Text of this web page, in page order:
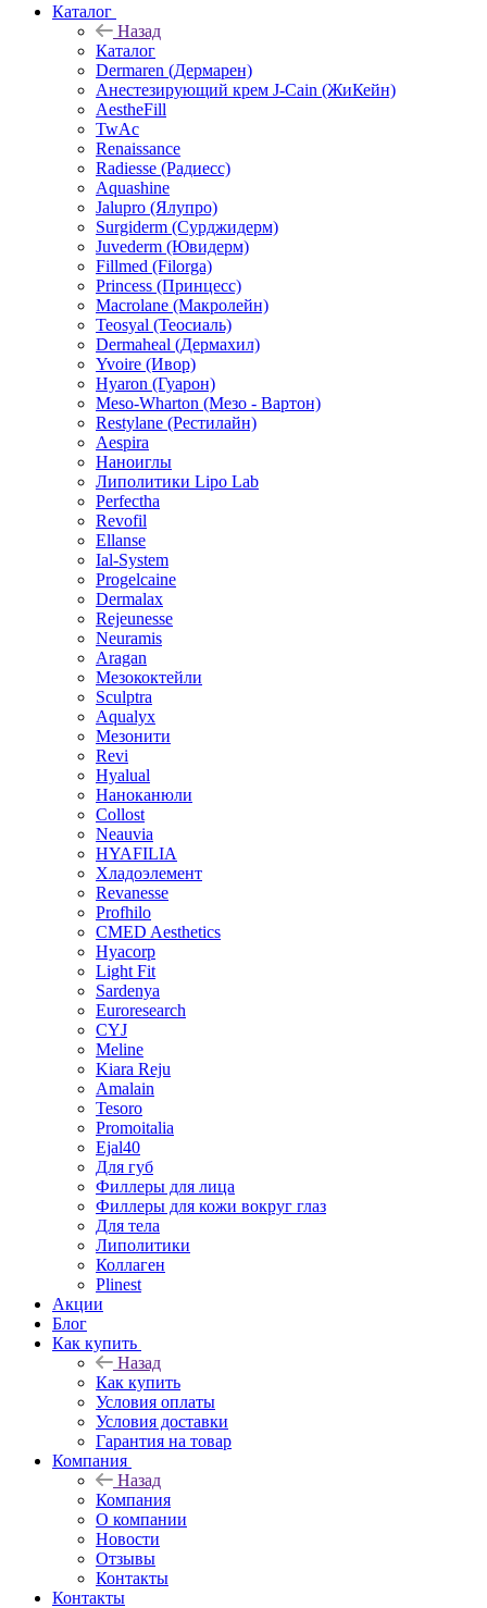
Каталог
Назад
Каталог
Dermaren (Дермарен)
Анестезирующий крем J-Cain (ЖиКейн)
AestheFill
TwAc
Renaissance
Radiesse (Радиесс)
Aquashine
Jalupro (Ялупро)
Surgiderm (Сурджидерм)
Juvederm (Ювидерм)
Fillmed (Filorga)
Princess (Принцесс)
Macrolane (Макролейн)
Teosyal (Теосиаль)
Dermaheal (Дермахил)
Yvoire (Ивор)
Hyaron (Гуарон)
Meso-Wharton (Мезо - Вартон)
Restylane (Рестилайн)
Aespira
Наноиглы
Липолитики Lipo Lab
Perfectha
Revofil
Ellanse
Ial-System
Progelcaine
Dermalax
Rejeunesse
Neuramis
Aragan
Мезококтейли
Sculptra
Aqualyx
Мезонити
Revi
Hyalual
Наноканюли
Collost
Neauvia
HYAFILIA
Хладоэлемент
Revanesse
Profhilo
CMED Aesthetics
Hyacorp
Light Fit
Sardenya
Euroresearch
CYJ
Meline
Kiara Reju
Amalain
Tesoro
Promoitalia
Ejal40
Для губ
Филлеры для лица
Филлеры для кожи вокруг глаз
Для тела
Липолитики
Коллаген
Plinest
Акции
Блог
Как купить
Назад
Как купить
Условия оплаты
Условия доставки
Гарантия на товар
Компания
Назад
Компания
О компании
Новости
Отзывы
Контакты
Контакты